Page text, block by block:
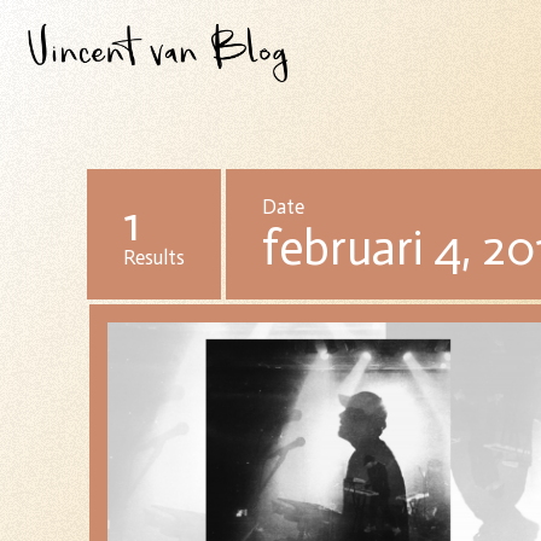
1
Results
Date
februari 4,